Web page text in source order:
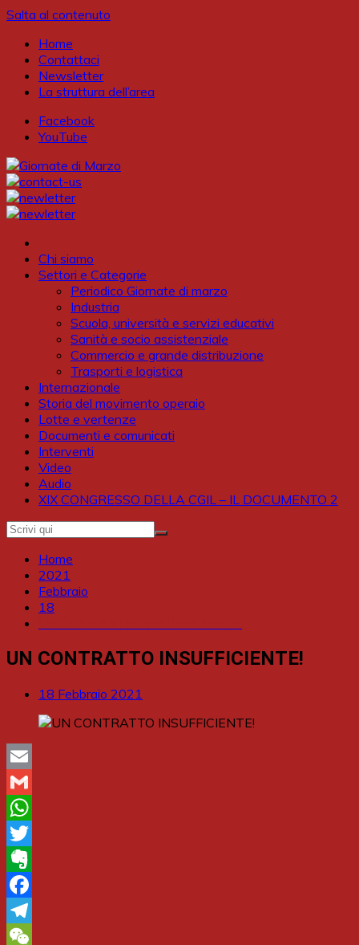
Salta al contenuto
Home
Contattaci
Newsletter
La struttura dell’area
Facebook
YouTube
Chi siamo
Settori e Categorie
Periodico Giornate di marzo
Industria
Scuola, università e servizi educativi
Sanità e socio assistenziale
Commercio e grande distribuzione
Trasporti e logistica
Internazionale
Storia del movimento operaio
Lotte e vertenze
Documenti e comunicati
Interventi
Video
Audio
XIX CONGRESSO DELLA CGIL – IL DOCUMENTO 2
Home
2021
Febbraio
18
UN CONTRATTO INSUFFICIENTE!
18 Febbraio 2021
Email
Gmail
WhatsApp
Twitter
Evernote
Facebook
Telegram